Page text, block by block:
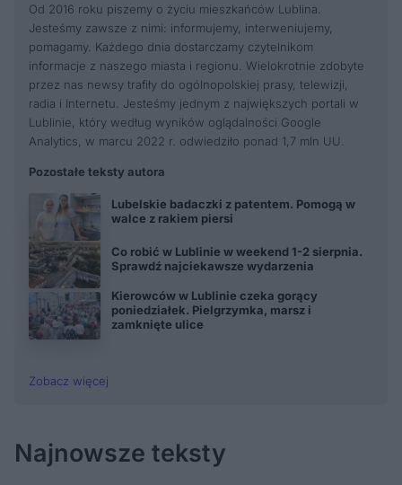
Od 2016 roku piszemy o życiu mieszkańców Lublina.
Jesteśmy zawsze z nimi: informujemy, interweniujemy,
pomagamy. Każdego dnia dostarczamy czytelnikom
informacje z naszego miasta i regionu. Wielokrotnie zdobyte
przez nas newsy trafiły do ogólnopolskiej prasy, telewizji,
radia i Internetu. Jesteśmy jednym z największych portali w
Lublinie, który według wyników oglądalności Google
Analytics, w marcu 2022 r. odwiedziło ponad 1,7 mln UU.
Pozostałe teksty autora
Lubelskie badaczki z patentem. Pomogą w
walce z rakiem piersi
Co robić w Lublinie w weekend 1-2 sierpnia.
Sprawdź najciekawsze wydarzenia
Kierowców w Lublinie czeka gorący
poniedziałek. Pielgrzymka, marsz i
zamknięte ulice
Zobacz więcej
Najnowsze teksty